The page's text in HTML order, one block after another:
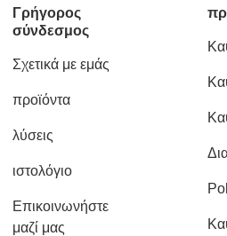
Γρήγορος
σύνδεσμος
Σχετικά με εμάς
προϊόντα
λύσεις
ιστολόγιο
Επικοινωνήστε
μαζί μας